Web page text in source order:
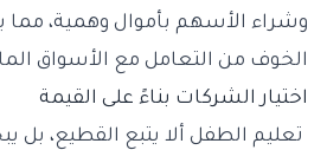
وشراء الأسهم بأموال وهمية، مما
الخوف من التعامل مع الأسواق
اختيار الشركات بناءً على القيمة
تعليم الطفل ألا يتبع القطيع، بل